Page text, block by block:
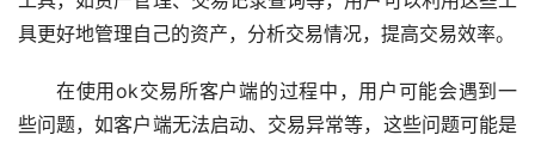
具更好地管理自己的资产，分析交易情况，提高交易效率。
在使用ok交易所客户端的过程中，用户可能会遇到一
些问题，如客户端无法启动、交易异常等，这些问题可能是